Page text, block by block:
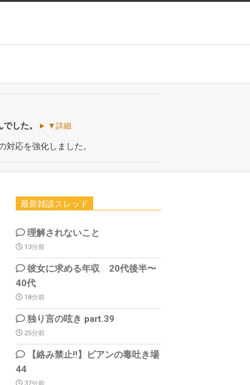
した。 ▼詳細
応を強化しました。
最新雑談スレッド
理解されないこと
13分前
彼女に求める年収 20代後半〜
40代
18分前
独り言の呟き part.39
25分前
【絡み禁止!!】ビアンの毒吐き場
44